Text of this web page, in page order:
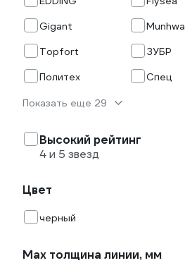
Gigant
Munhwa
Topfort
ЗУБР
Политех
Спец
Показать еще 29
Высокий рейтинг
4 и 5 звезд
Цвет
черный
Мах толщина линии, мм